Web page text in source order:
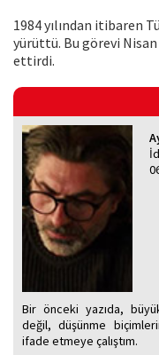
1984 yılından itibaren
yürüttü. Bu görevi Nisan
ettirdi.
Bir önceki yazıda,
değil, düşünme
ifade etmeye çalıştım.